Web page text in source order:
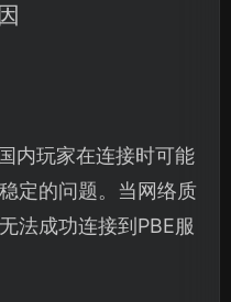
内玩家在连接时可能
定的问题。当网络质
法成功连接到PBE服